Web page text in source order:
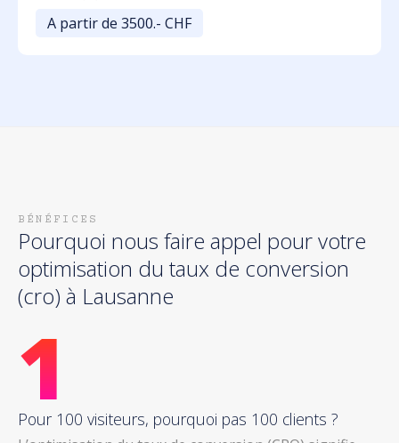
A partir de 3500.- CHF
BÉNÉFICES
Pourquoi nous faire appel pour votre
optimisation du taux de conversion
(cro) à Lausanne
1
Pour 100 visiteurs, pourquoi pas 100 clients ?